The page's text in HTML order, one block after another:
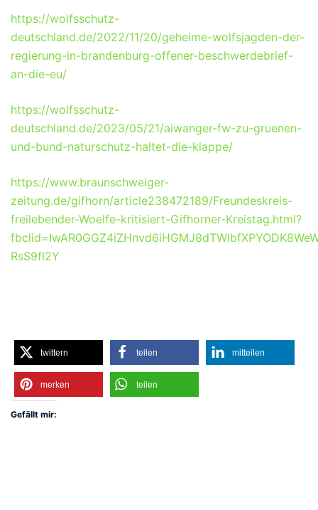
https://wolfsschutz-
deutschland.de/2022/11/20/geheime-wolfsjagden-der-
regierung-in-brandenburg-offener-beschwerdebrief-
an-die-eu/
https://wolfsschutz-
deutschland.de/2023/05/21/aiwanger-fw-zu-gruenen-
und-bund-naturschutz-haltet-die-klappe/
https://www.braunschweiger-
zeitung.de/gifhorn/article238472189/Freundeskreis-
freilebender-Woelfe-kritisiert-Gifhorner-Kreistag.html?
RsS9fl2Y
twittern teilen mitteilen
merken teilen
Gefällt mir: